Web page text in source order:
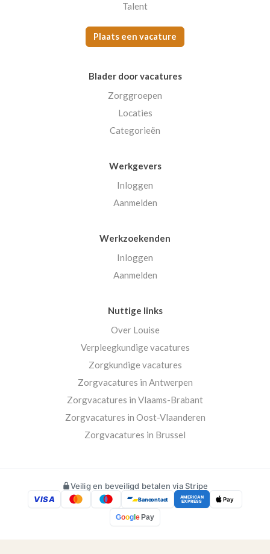
Talent
Plaats een vacature
Blader door vacatures
Zorggroepen
Locaties
Categorieën
Werkgevers
Inloggen
Aanmelden
Werkzoekenden
Inloggen
Aanmelden
Nuttige links
Over Louise
Verpleegkundige vacatures
Zorgkundige vacatures
Zorgvacatures in Antwerpen
Zorgvacatures in Vlaams-Brabant
Zorgvacatures in Oost-Vlaanderen
Zorgvacatures in Brussel
Veilig en beveiligd betalen via Stripe
VISA
Bancontact AMERICAN
EXPRESS Pay
Googl e Pay